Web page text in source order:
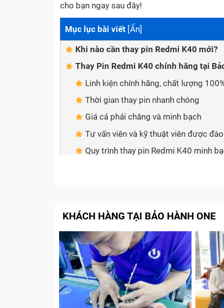
cho bạn ngay sau đây!
Mục lục bài viết [Ẩn]
Khi nào cần thay pin Redmi K40 mới?
Thay Pin Redmi K40 chính hãng tại
Linh kiện chính hãng, chất lượng
Thời gian thay pin nhanh chóng
Giá cả phải chăng và minh bạch
Tư vấn viên và kỹ thuật viên được
Quy trình thay pin Redmi K40 minh
Chính sách bảo hành, quà tặng hậu
KHÁCH HÀNG TẠI BẢO HÀNH ONE